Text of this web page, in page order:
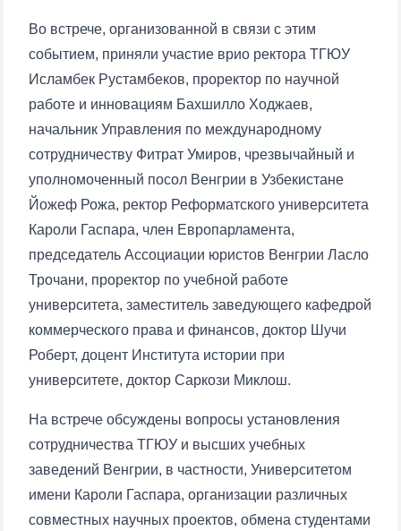
Во встрече, организованной в связи с этим
событием, приняли участие врио ректора ТГЮУ
Исламбек Рустамбеков, проректор по научной
работе и инновациям Бахшилло Ходжаев,
начальник Управления по международному
сотрудничеству Фитрат Умиров, чрезвычайный и
уполномоченный посол Венгрии в Узбекистане
Йожеф Рожа, ректор Реформатского университета
Кароли Гаспара, член Европарламента,
председатель Ассоциации юристов Венгрии Ласло
Трочани, проректор по учебной работе
университета, заместитель заведующего кафедрой
коммерческого права и финансов, доктор Шучи
Роберт, доцент Института истории при
университете, доктор Саркози Миклош.
На встрече обсуждены вопросы установления
сотрудничества ТГЮУ и высших учебных
заведений Венгрии, в частности, Университетом
имени Кароли Гаспара, организации различных
совместных научных проектов, обмена студентами